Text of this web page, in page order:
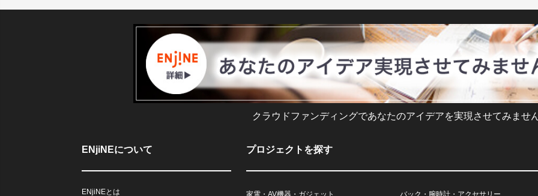
クラウドファンディングであなたのアイデアを実現させてみませ
ENjiNEについて
ENjiNEとは
プロジェクトを探す
家電・AV機器・ガジェット バック・腕時計・アクセサリー